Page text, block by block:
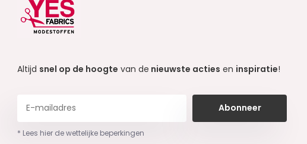
Altijd snel op de hoogte van de nieuwste acties en inspiratie!
Abonneer
* Lees hier de wettelijke beperkingen